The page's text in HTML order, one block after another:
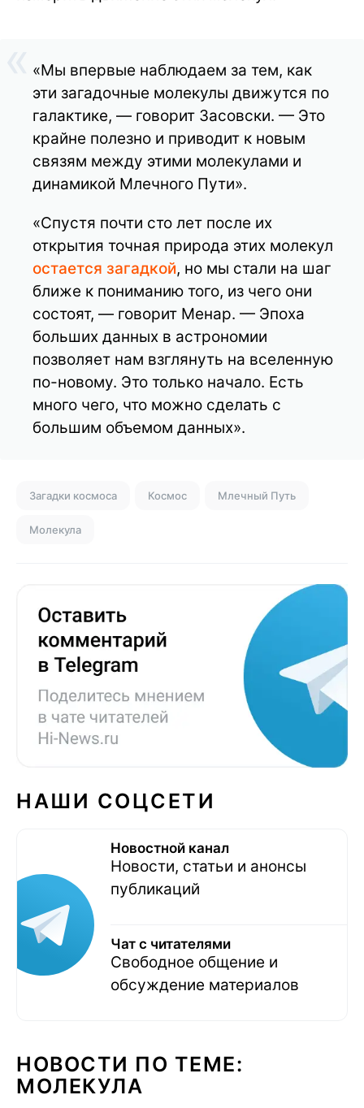
«Мы впервые наблюдаем за тем, как
эти загадочные молекулы движутся по
галактике, — говорит Засовски. — Это
крайне полезно и приводит к новым
связям между этими молекулами и
динамикой Млечного Пути».
«Спустя почти сто лет после их
открытия точная природа этих молекул
остается загадкой, но мы стали на шаг
ближе к пониманию того, из чего они
состоят, — говорит Менар. — Эпоха
больших данных в астрономии
позволяет нам взглянуть на вселенную
по-новому. Это только начало. Есть
много чего, что можно сделать с
большим объемом данных».
Загадки космоса Космос Млечный Путь
Молекула
НАШИ СОЦСЕТИ
Новостной канал
Новости, статьи и анонсы
публикаций
Чат с читателями
Свободное общение и
обсуждение материалов
НОВОСТИ ПО ТЕМЕ:
МОЛЕКУЛА